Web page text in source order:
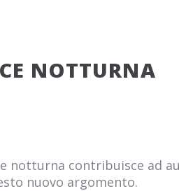
NOTTURNA
notturna contribuisce ad
nuovo argomento.